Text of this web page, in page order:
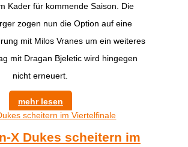
Kader für kommende Saison. Die
zogen nun die Option auf eine
mit Milos Vranes um ein weiteres
mit Dragan Bjeletic wird hingegen
nicht erneuert.
mehr lesen
X Dukes scheitern im